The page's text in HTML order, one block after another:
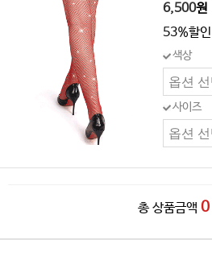
6,500원
53%할인
색상
사이즈
총 상품금액 0